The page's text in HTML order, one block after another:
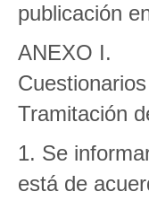
publicación
ANEXO I.
Tramitación
1. Se
está de